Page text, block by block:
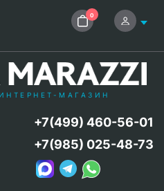
0
МАГАЗИН
+7(499) 460-56-01
+7(985) 025-48-73